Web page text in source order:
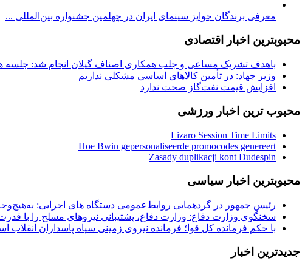
معرفی برندگان جوایز سینمای ایران در چهلمین جشنواره بین‌المللی ...
محبوبترین اخبار اقتصادی
باهدف تشریک مساعی و جلب همکاری اصناف گیلان انجام شد: جلسه
وزیر جهاد: در تأمین کالاهای اساسی مشکلی نداریم
افزایش قیمت نفت‌گاز صحت ندارد
محبوب ترین اخبار ورزشی
Lizaro Session Time Limits
Hoe Bwin gepersonaliseerde promocodes genereert
Zasady duplikacji kont Dudespin
محبوبترین اخبار سیاسی
رئیس جمهور در گردهمایی روابط‌عمومی دستگاه های اجرایی:
سخنگوی وزارت دفاع: وزارت دفاع، پشتیبانی نیرو‌های مسلح را با
با حکم فرمانده کل قوا؛ فرمانده نیروی زمینی سپاه پاسداران
جدیدترین اخبار